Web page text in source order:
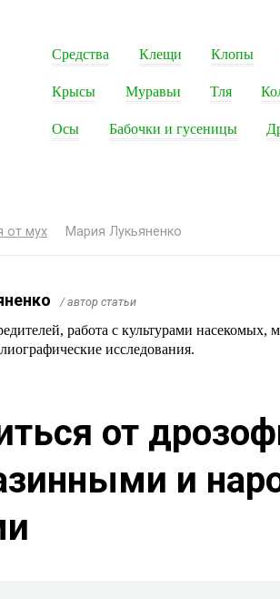
Средства Клещи Клопы
Крысы Муравьи Тля
Осы Бабочки и гусеницы
от мух Мария Лукьяненко
/ автор статьи
работа с культурами насекомых,
исследования.
от
и